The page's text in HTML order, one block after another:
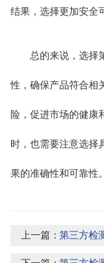
结果，选择更加安全
总的来说，选择
性，确保产品符合相
险，促进市场的健康
时，也需要注意选择
果的准确性和可靠性。
上一篇：第三方检